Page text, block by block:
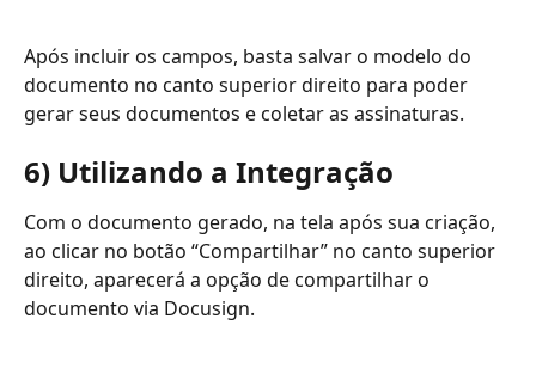
Após incluir os campos, basta salvar o modelo do
documento no canto superior direito para poder
gerar seus documentos e coletar as assinaturas.
6) Utilizando a Integração
Com o documento gerado, na tela após sua criação,
ao clicar no botão “Compartilhar” no canto superior
direito, aparecerá a opção de compartilhar o
documento via Docusign.